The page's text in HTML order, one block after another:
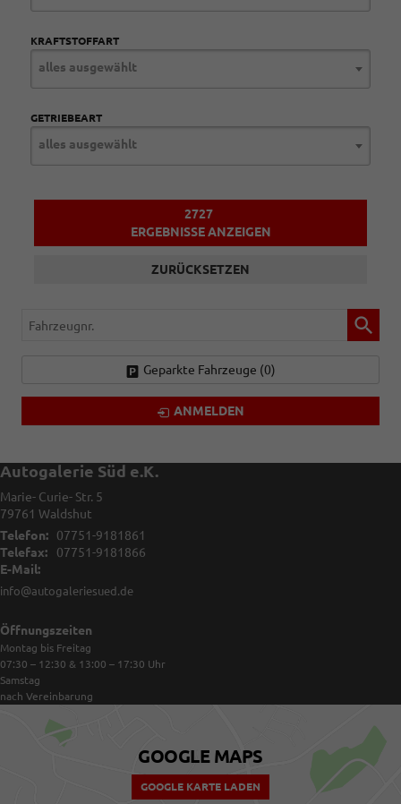
KRAFTSTOFFART
alles ausgewählt
GETRIEBEART
alles ausgewählt
2727
ERGEBNISSE ANZEIGEN
ZURÜCKSETZEN
Fahrzeugnr.
Geparkte Fahrzeuge (0)
ANMELDEN
Autogalerie Süd e.K.
Marie- Curie- Str. 5
79761 Waldshut
Telefon:
07751-9181861
Telefax:
07751-9181866
E-Mail:
info@autogaleriesued.de
Öffnungszeiten
Montag bis Freitag
07:30 – 12:30 & 13:00 – 17:30 Uhr
Samstag
nach Vereinbarung
GOOGLE MAPS
GOOGLE KARTE LADEN